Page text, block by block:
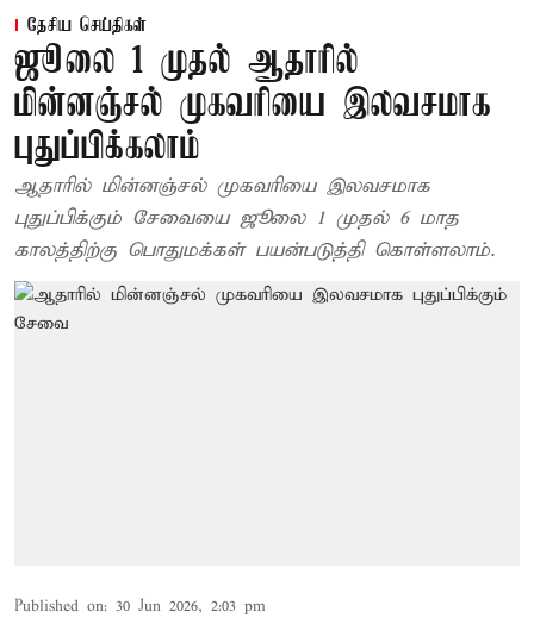
தேசிய செய்திகள்
ஜூலை 1 முதல் ஆதாரில்
மின்னஞ்சல் முகவரியை இலவசமாக
புதுப்பிக்கலாம்
ஆதாரில் மின்னஞ்சல் முகவரியை இலவசமாக
புதுப்பிக்கும் சேவையை ஜூலை 1 முதல் 6 மாத
காலத்திற்கு பொதுமக்கள் பயன்படுத்தி கொள்ளலாம்.
Published on: 30 Jun 2026, 2:03 pm